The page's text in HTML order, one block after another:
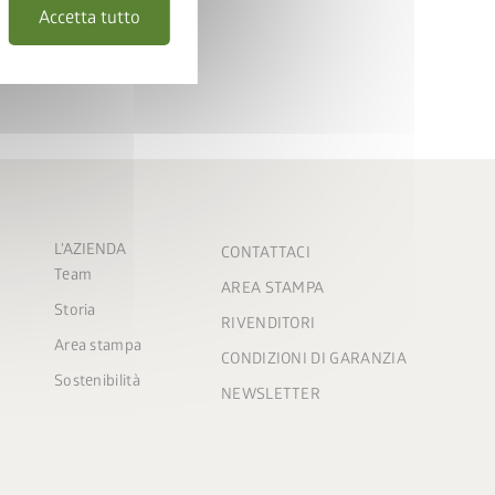
Accetta tutto
L'AZIENDA
Team
Storia
Area stampa
Sostenibilità
CONTATTACI
AREA STAMPA
RIVENDITORI
CONDIZIONI DI GARANZIA
NEWSLETTER